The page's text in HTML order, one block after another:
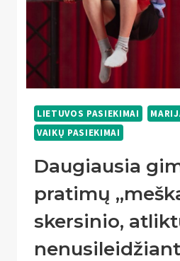
LIETUVOS PASIEKIMAI
VAIKŲ PASIEKIMAI
Daugiausia
pratimų
skersinio,
nenusileidžiant